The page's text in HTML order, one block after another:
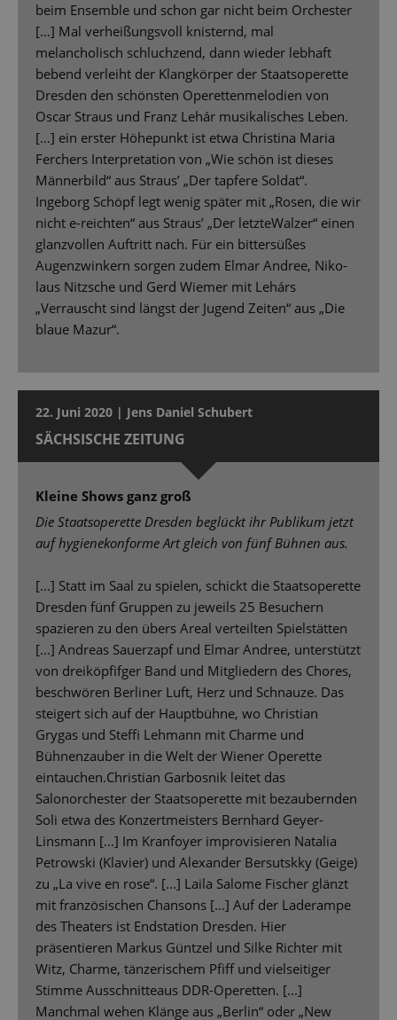
beim Ensemble und schon gar nicht beim Orchester
[…] Mal verheißungsvoll knisternd, mal
melancholisch schluchzend, dann wieder lebhaft
bebend verleiht der Klangkörper der Staatsoperette
Dresden den schönsten Operettenmelodien von
Oscar Straus und Franz Lehár musikalisches Leben.
[…] ein erster Höhepunkt ist etwa Christina Maria
Ferchers Interpretation von „Wie schön ist dieses
Männerbild“ aus Straus’ „Der tapfere Soldat“.
Ingeborg Schöpf legt wenig später mit „Rosen, die wir
nicht e-reichten“ aus Straus’ „Der letzteWalzer“ einen
glanzvollen Auftritt nach. Für ein bittersüßes
Augenzwinkern sorgen zudem Elmar Andree, Niko-
laus Nitzsche und Gerd Wiemer mit Lehárs
„Verrauscht sind längst der Jugend Zeiten“ aus „Die
blaue Mazur“.
22. Juni 2020 | Jens Daniel Schubert
SÄCHSISCHE ZEITUNG
Kleine Shows ganz groß
Die Staatsoperette Dresden beglückt ihr Publikum jetzt
auf hygienekonforme Art gleich von fünf Bühnen aus.
[...] Statt im Saal zu spielen, schickt die Staatsoperette
Dresden fünf Gruppen zu jeweils 25 Besuchern
spazieren zu den übers Areal verteilten Spielstätten
[...] Andreas Sauerzapf und Elmar Andree, unterstützt
von dreiköpfifger Band und Mitgliedern des Chores,
beschwören Berliner Luft, Herz und Schnauze. Das
steigert sich auf der Hauptbühne, wo Christian
Grygas und Steffi Lehmann mit Charme und
Bühnenzauber in die Welt der Wiener Operette
eintauchen.Christian Garbosnik leitet das
Salonorchester der Staatsoperette mit bezaubernden
Soli etwa des Konzertmeisters Bernhard Geyer-
Linsmann [...] Im Kranfoyer improvisieren Natalia
Petrowski (Klavier) und Alexander Bersutskky (Geige)
zu „La vive en rose“. [...] Laila Salome Fischer glänzt
mit französischen Chansons [...] Auf der Laderampe
des Theaters ist Endstation Dresden. Hier
präsentieren Markus Güntzel und Silke Richter mit
Witz, Charme, tänzerischem Pfiff und vielseitiger
Stimme Ausschnitteaus DDR-Operetten. [...]
Manchmal wehen Klänge aus „Berlin“ oder „New